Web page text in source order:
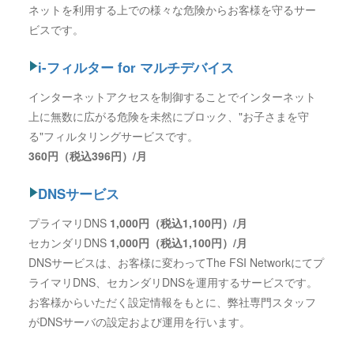
ネットを利用する上での様々な危険からお客様を守るサー
ビスです。
i-フィルター for マルチデバイス
インターネットアクセスを制御することでインターネット
上に無数に広がる危険を未然にブロック、"お子さまを守
る"フィルタリングサービスです。
360円（税込396円）/月
DNSサービス
プライマリDNS 1,000円（税込1,100円）/月
セカンダリDNS 1,000円（税込1,100円）/月
DNSサービスは、お客様に変わってThe FSI Networkにてプ
ライマリDNS、セカンダリDNSを運用するサービスです。
お客様からいただく設定情報をもとに、弊社専門スタッフ
がDNSサーバの設定および運用を行います。